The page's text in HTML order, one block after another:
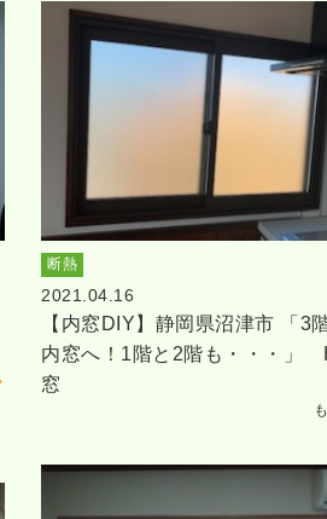
断熱
2021.04.16
【内窓DIY】静岡県沼津市 「3
内窓へ！1階と2階も・・・」
窓